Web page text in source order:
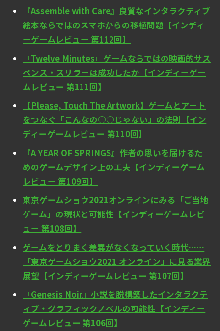
『Assemble with Care』良質なインタラクティブ
絵本ならではのスマホからの移植問題【インディ
ーゲームレビュー 第112回】
『Twelve Minutes』ゲームならではの映画的サス
ペンス・スリラーは成功したか【インディーゲー
ムレビュー 第111回】
【Please, Touch The Artwork】ゲームとアート
をつなぐ「こんなの○○じゃない」の法則【イン
ディーゲームレビュー 第110回】
『A YEAR OF SPRINGS』作者の思いを届けるた
めのゲームデザイン上の工夫【インディーゲーム
レビュー 第109回】
東京ゲームショウ2021オンラインにみる「ご当地
ゲーム」の現状と可能性【インディーゲームレビ
ュー 第108回】
ゲームをとりまく差異がなくなっていく時代……
「東京ゲームショウ2021 オンライン」に見る業界
展望【インディーゲームレビュー 第107回】
『Genesis Noir』小説を脱構築したインタラクテ
ィブ・グラフィックノベルの可能性【インディー
ゲームレビュー 第106回】